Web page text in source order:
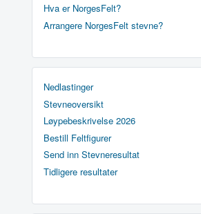
Hva er NorgesFelt?
Arrangere NorgesFelt stevne?
Nedlastinger
Stevneoversikt
Løypebeskrivelse 2026
Bestill Feltfigurer
Send inn Stevneresultat
Tidligere resultater